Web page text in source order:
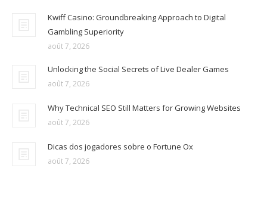
Kwiff Casino: Groundbreaking Approach to Digital
Gambling Superiority
août 7, 2026
Unlocking the Social Secrets of Live Dealer Games
août 7, 2026
Why Technical SEO Still Matters for Growing Websites
août 7, 2026
Dicas dos jogadores sobre o Fortune Ox
août 7, 2026